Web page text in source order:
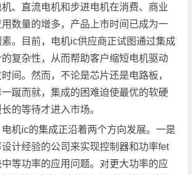
、直流电机和步进电机在消费、商业
数量的增多，产品上市时间已成为一
。目前，电机ic供应商正试图通过集成
复杂性，从而帮助客户缩短电机驱动
间。然而，不论是芯片还是电路板，
蹴而就，集成的困难迫使最优的软硬
的等待才进入市场。
ic的集成正沿着两个方向发展。一是
计经验的公司来实现控制器和功率fet
等功率的应用问题。对更大功率的应